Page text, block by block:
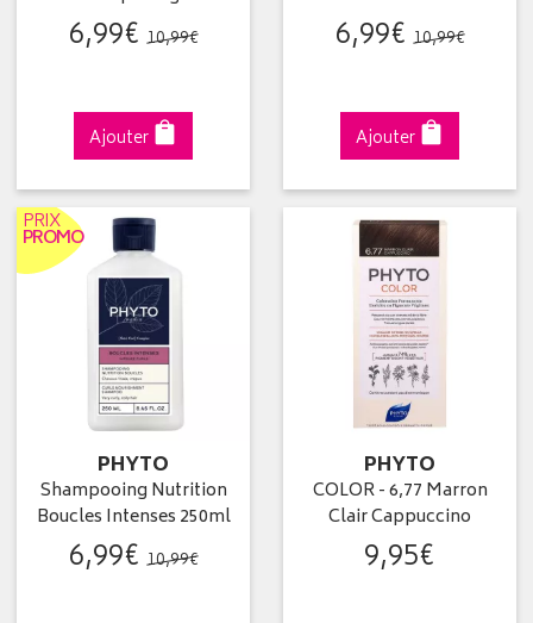
6,99€ 10,99€
Ajouter
6,99€ 10,99€
Ajouter
PRIX
PROMO
PHYTO
Shampooing Nutrition
Boucles Intenses 250ml
6,99€ 10,99€
PHYTO
COLOR - 6,77 Marron
Clair Cappuccino
9,95€